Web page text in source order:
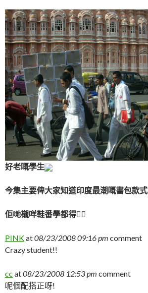
好老嘅學生
今集主要俾大家知道印度最潮嘅書包款
佢哋襯咩鞋番學都得！
PINKat08/23/2008 09:16 pm comment
Crazy student!!
cc at08/23/2008 12:53 pm comment
呢個配搭正呀!